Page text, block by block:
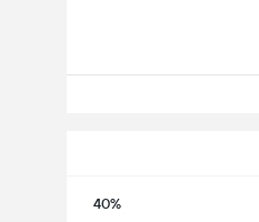
40%